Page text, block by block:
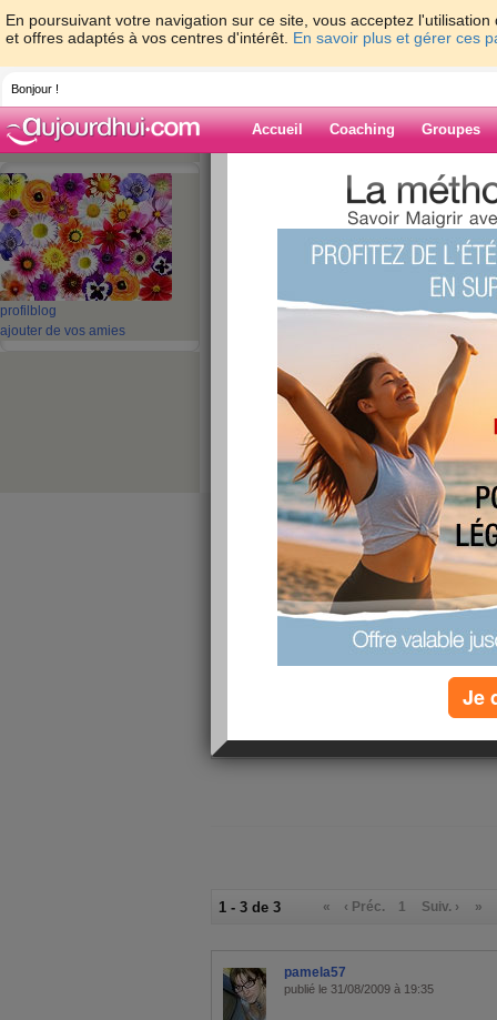
En poursuivant votre navigation sur ce site, vous acceptez
et offres adaptés à vos centres d'intérêt. En savoir plus et gérer ces
Bonjour !
Accueil Coaching Groupes
profil blog
ajouter de vos amies
> SCARLATINE >
Blog de
bonne rentrée à
La fin est proche , celle des vacances bien
et on attaque cette rentrée avec que des
En ce qui me concerne , je décide de
balance m indique que j ai repris tous les
alors je ne relâche pas et je verrais le verdict
Je vous souhaite à tou(te)s une bonne journée .
Bisous Nath :)
steak , pates
Calories consommées :
0 kcal
1 - 3 de 3 « ‹ Préc. 1 Suiv. › »
pamela57
publié le 31/08/2009 à 19:35
Je